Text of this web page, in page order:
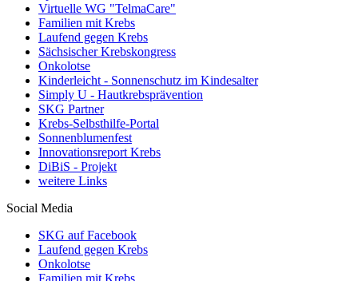
Virtuelle WG "TelmaCare"
Familien mit Krebs
Laufend gegen Krebs
Sächsischer Krebskongress
Onkolotse
Kinderleicht - Sonnenschutz im Kindesalter
Simply U - Hautkrebsprävention
SKG Partner
Krebs-Selbsthilfe-Portal
Sonnenblumenfest
Innovationsreport Krebs
DiBiS - Projekt
weitere Links
Social Media
SKG auf Facebook
Laufend gegen Krebs
Onkolotse
Familien mit Krebs